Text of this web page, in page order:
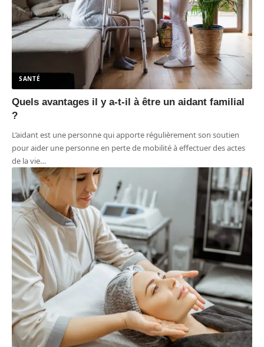
SANTÉ
Quels avantages il y a-t-il à être un aidant familial
?
L’aidant est une personne qui apporte régulièrement son soutien
pour aider une personne en perte de mobilité à effectuer des actes
de la vie…